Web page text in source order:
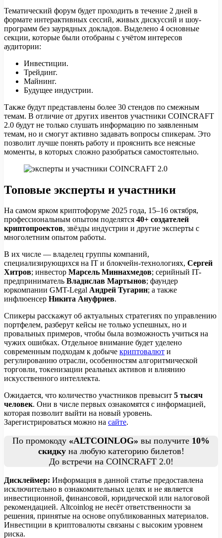
Тематический форум будет проходить в течение 2 дней в
формате интерактивных сессий, живых дискуссий и шоу-
программ без заурядных докладов. Выделено 4 основные
секции, которые были отобраны с учётом интересов
аудитории:
Инвестиции.
Трейдинг.
Майнинг.
Будущее индустрии.
Также будут представлены более 30 стендов по смежным
темам. В отличие от других ивентов участники COINCRAFT
2.0 будут не только слушать информацию по заявленным
темам, но и смогут активно задавать вопросы спикерам. Это
позволит лучше понять работу и прояснить все неясные
моменты, в которых сложно разобраться самостоятельно.
Топовые эксперты и участники
На самом ярком криптофоруме 2025 года, 15–16 октября,
профессиональным опытом поделятся 40+ создателей
криптопроектов, звёзды индустрии и другие эксперты с
многолетним опытом работы.
В их числе — владелец группы компаний,
специализирующихся на IT и блокчейн-технологиях, Сергей
Хитров; инвестор Марсель Миннахмедов; серийный IT-
предприниматель Владислав Мартынов; фаундер
юркомпании GMT-Legal Андрей Тугарин; а также
инфлюенсер Никита Ануфриев.
Спикеры расскажут об актуальных стратегиях по управлению
портфелем, разберут кейсы не только успешных, но и
провальных примеров, чтобы была возможность учиться на
чужих ошибках. Отдельное внимание будет уделено
современным подходам к добыче криптовалют и
регулированию отрасли, особенностям алгоритмической
торговли, токенизации реальных активов и влиянию
искусственного интеллекта.
Ожидается, что количество участников превысит 5 тысяч
человек. Они в числе первых ознакомятся с информацией,
которая позволит выйти на новый уровень.
Зарегистрироваться можно на сайте.
По промокоду «ALTCOINLOG» вы получите 10%
скидкуна любую категорию билетов!
До встречи на COINCRAFT 2.0!
Дисклеймер: Информация в данной статье предоставлена
исключительно в ознакомительных целях и не является
инвестиционной, финансовой, юридической или налоговой
рекомендацией. Altcoinlog не несёт ответственности за
решения, принятые на основе опубликованных материалов.
Инвестиции в криптовалюты связаны с высоким уровнем
риска.